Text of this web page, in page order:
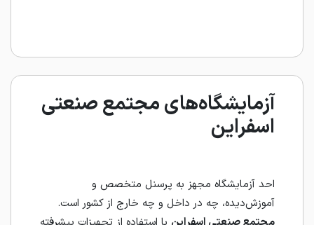
آزمایشگاه‌های مجتمع صنعتی
اسفراین
احد آزمایشگاه مجهز به پرسنل متخصص و
آموزش‌دیده، چه در داخل و چه خارج از کشور است.